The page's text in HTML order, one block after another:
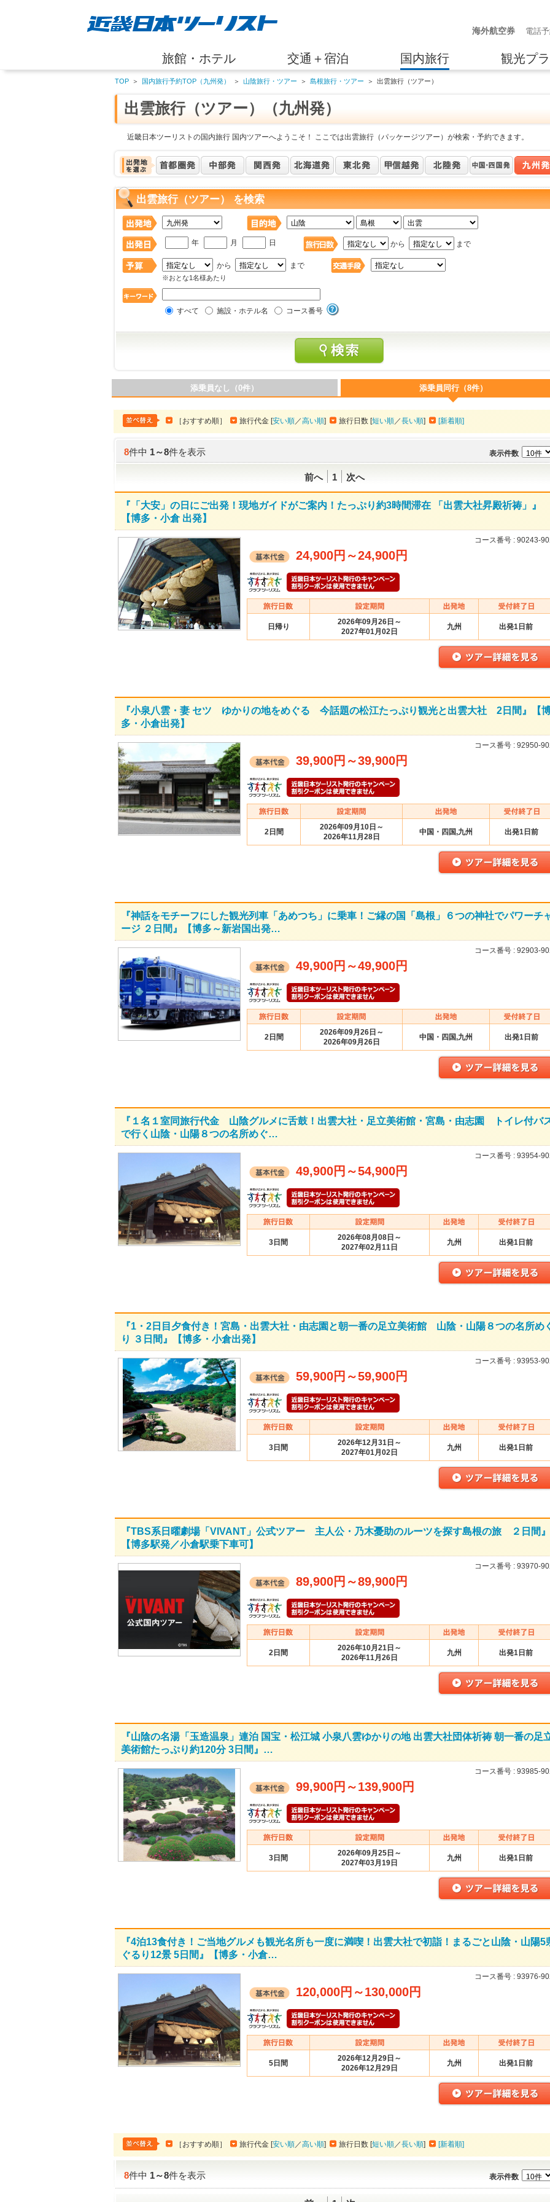
海外航空券 電話
旅館・ホテル 交通＋宿泊 国内旅行 観光プ
TOP ＞ 国内旅行予約TOP（九州発） ＞ 山陰旅行・ツアー ＞ 島根旅行・ツアー ＞ 出雲旅行（ツアー）
出雲旅行（ツアー）（九州発）
近畿日本ツーリストの国内旅行 国内ツアーへようこそ！ ここでは出雲旅行（パッケージツアー）が検索・予約できます。
出雲旅行（ツアー） を検索
年 月 日 から まで
から まで
※おとな1名様あたり
すべて 施設・ホテル名 コース番号
添乗員なし（0件） 添乗員同行（8件）
［おすすめ順］ 旅行代金 [安い順／高い順] 旅行日数 [短い順／長い順] [新着順]
8件中1～8件を表示 表示件数
前へ 1 次へ
『「大安」の日にご出発！現地ガイドがご案内！たっぷり約3時間滞在 「出雲大社昇殿祈祷」』
【博多・小倉 出発】
コース番号 : 90243-
24,900円 ～24,900円
日帰り
2026年09月26日～
2027年01月02日
九州 出発1日前
『小泉八雲・妻 セツ ゆかりの地をめぐる 今話題の松江たっぷり観光と出雲大社 2日間』【
多・小倉出発】
コース番号 : 92950-
39,900円 ～39,900円
2日間
2026年09月10日～
2026年11月28日
中国・四国,九州 出発1日前
『神話をモチーフにした観光列車「あめつち」に乗車！ご縁の国「島根」６つの神社でパワーチ
ージ ２日間』【博多～新岩国出発…
コース番号 : 92903-
49,900円 ～49,900円
2日間
2026年09月26日～
2026年09月26日
中国・四国,九州 出発1日前
『１名１室同旅行代金 山陰グルメに舌鼓！出雲大社・足立美術館・宮島・由志園 トイレ付バ
で行く山陰・山陽８つの名所めぐ…
コース番号 : 93954-
49,900円 ～54,900円
3日間
2026年08月08日～
2027年02月11日
九州 出発1日前
『1・2日目夕食付き！宮島・出雲大社・由志園と朝一番の足立美術館 山陰・山陽８つの名所め
り ３日間』【博多・小倉出発】
コース番号 : 93953-
59,900円 ～59,900円
3日間
2026年12月31日～
2027年01月02日
九州 出発1日前
『TBS系日曜劇場「VIVANT」公式ツアー 主人公・乃木憂助のルーツを探す島根の旅 ２日間』
【博多駅発／小倉駅乗下車可】
コース番号 : 93970-
89,900円 ～89,900円
2日間
2026年10月21日～
2026年11月26日
九州 出発1日前
『山陰の名湯「玉造温泉」連泊 国宝・松江城 小泉八雲ゆかりの地 出雲大社団体祈祷 朝一番の足
美術館たっぷり約120分 3日間』…
コース番号 : 93985-
99,900円 ～139,900円
3日間
2026年09月25日～
2027年03月19日
九州 出発1日前
『4泊13食付き！ご当地グルメも観光名所も一度に満喫！出雲大社で初詣！まるごと山陰・山陽5
ぐるり12景 5日間』【博多・小倉…
コース番号 : 93976-
120,000円 ～130,000円
5日間
2026年12月29日～
2026年12月29日
九州 出発1日前
［おすすめ順］ 旅行代金 [安い順／高い順] 旅行日数 [短い順／長い順] [新着順]
8件中1～8件を表示 表示件数